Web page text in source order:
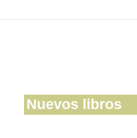
Nuevos libros